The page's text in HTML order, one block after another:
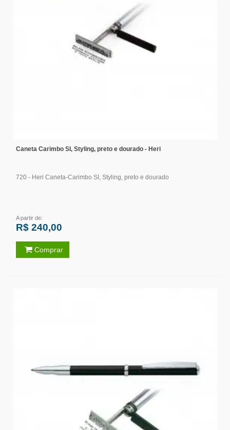
Caneta Carimbo SI, Styling, preto e dourado - Heri
720 - Heri Caneta-Carimbo SI, Styling, preto e dourado
A partir de:
R$ 240,00
Comprar